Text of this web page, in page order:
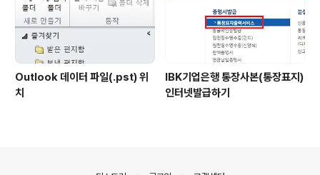
Outlook 데이터 파일(.pst) 위
치
IBK기업은행 통장사본(통장표지)
인터넷발급하기